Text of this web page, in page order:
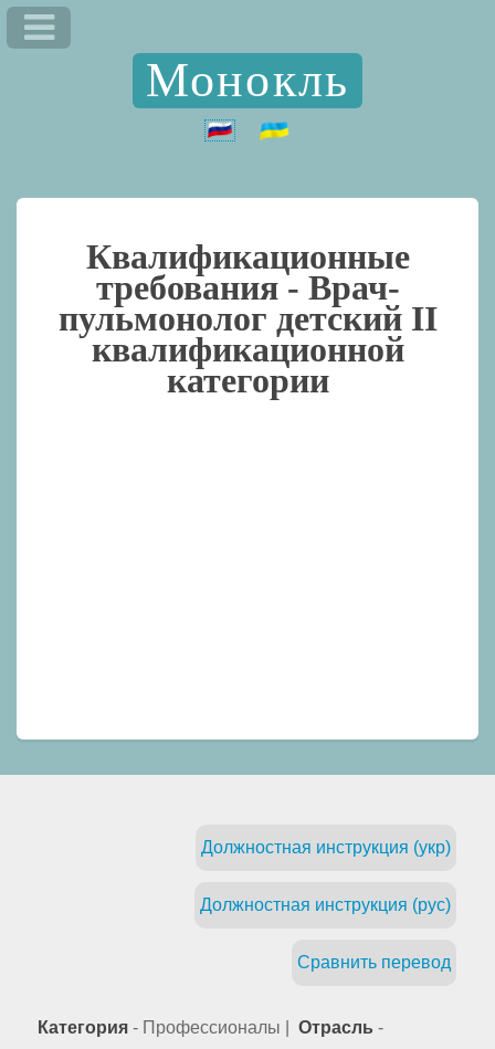
Монокль
Квалификационные
требования - Врач-
пульмонолог детский II
квалификационной
категории
Должностная инструкция (укр)
Должностная инструкция (рус)
Сравнить перевод
Категория - Профессионалы | Отрасль -